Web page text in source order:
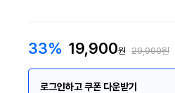
33% 19,900원 29,900원
로그인하고 쿠폰 다운받기